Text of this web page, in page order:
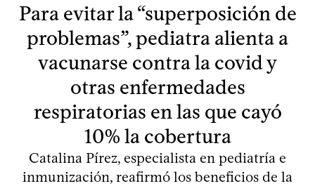
Para evitar la “superposición de
problemas”, pediatra alienta a
vacunarse contra la covid y
otras enfermedades
respiratorias en las que cayó
10% la cobertura
Catalina Pírez, especialista en pediatría e
inmunización, reafirmó los beneficios de la